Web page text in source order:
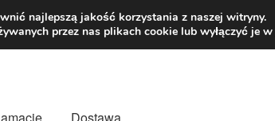
zł
Dostawa
najlepszą jakość korzystania z naszej witryny.
przez nas plikach cookie lub wyłączyć je w